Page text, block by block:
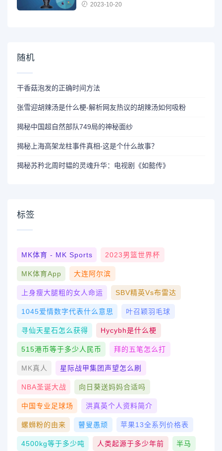
2023-10-20
随机
干香菇泡发的正确时间方法
张雪迎胡辣汤是什么梗-解析网友热议的胡辣汤如何吸粉
揭秘中国超自然部队749局的神秘面纱
揭秘上海高架龙柱事件真相-这是个什么故事？
揭秘苏矜北周时韫的灵魂升华：电视剧《如懿传》
标签
MK体育 - MK Sports 2023男篮世界杯
MK体育App 大连阿尔滨
上身瘦大腿粗的女人命运 SBV精英vs布雷达
1045爱情数字代表什么意思 叶召颖羽毛球
寻仙天星石怎么获得 Hycybh是什么梗
515港币等于多少人民币 拜的五笔怎么打
MK真人 星际战甲集团声望怎么刷
NBA圣诞大战 向日葵送妈妈合适吗
中国专业足球场 洪真英个人资料简介
螺蛳粉的由来 瞽叟愚顽 苹果13全系列价格表
4500kg等于多少吨 人类起源于多少年前 半马